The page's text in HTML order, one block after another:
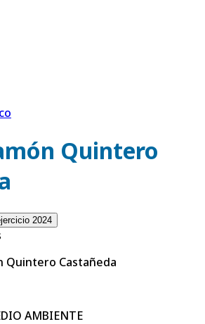
Quintero
2024
Quintero Castañeda
AMBIENTE